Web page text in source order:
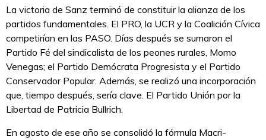
La victoria de Sanz terminó de constituir la alianza de los
partidos fundamentales. El PRO, la UCR y la Coalición Cívica
competirían en las PASO. Días después se sumaron el
Partido Fé del sindicalista de los peones rurales, Momo
Venegas; el Partido Demócrata Progresista y el Partido
Conservador Popular. Además, se realizó una incorporación
que, tiempo después, sería clave. El Partido Unión por la
Libertad de Patricia Bullrich.
En agosto de ese año se consolidó la fórmula Macri-